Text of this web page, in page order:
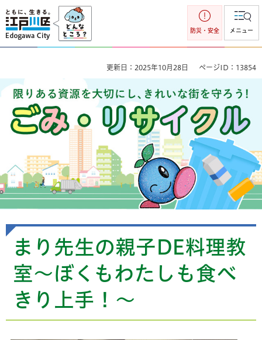
江戸川区
防災・安全 メニュー
更新日：2025年10月28日 ページID：13854
ごみ・リサイクル 限りのある資源を大切にし、きれいな街を
守ろう！
まり先生の親子DE料理教
室～ぼくもわたしも食べ
きり上手！～